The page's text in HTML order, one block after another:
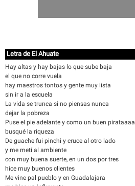
Letra de El Ahuate
Hay altas y hay bajas lo que sube baja
el que no corre vuela
hay maestros tontos y gente muy lista
sin ir a la escuela
La vida se trunca si no piensas nunca
dejar la pobreza
Puse el pie adelante y como un buen pirataaaa
busqué la riqueza
De guache fui pinchi y cruce al otro lado
y me metí al ambiente
con muy buena suerte, en un dos por tres
hice muy buenos clientes
Me vine pal pueblo y en Guadalajara